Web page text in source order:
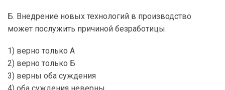
Б. Внедрение новых технологий в производство
может послужить причиной безработицы.
1) верно только А
2) верно только Б
3) верны оба суждения
4) оба суждения неверны